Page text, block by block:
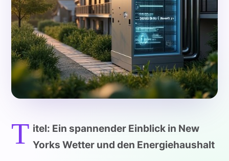
T itel: Ein spannender Einblick in New
Yorks Wetter und den Energiehaushalt